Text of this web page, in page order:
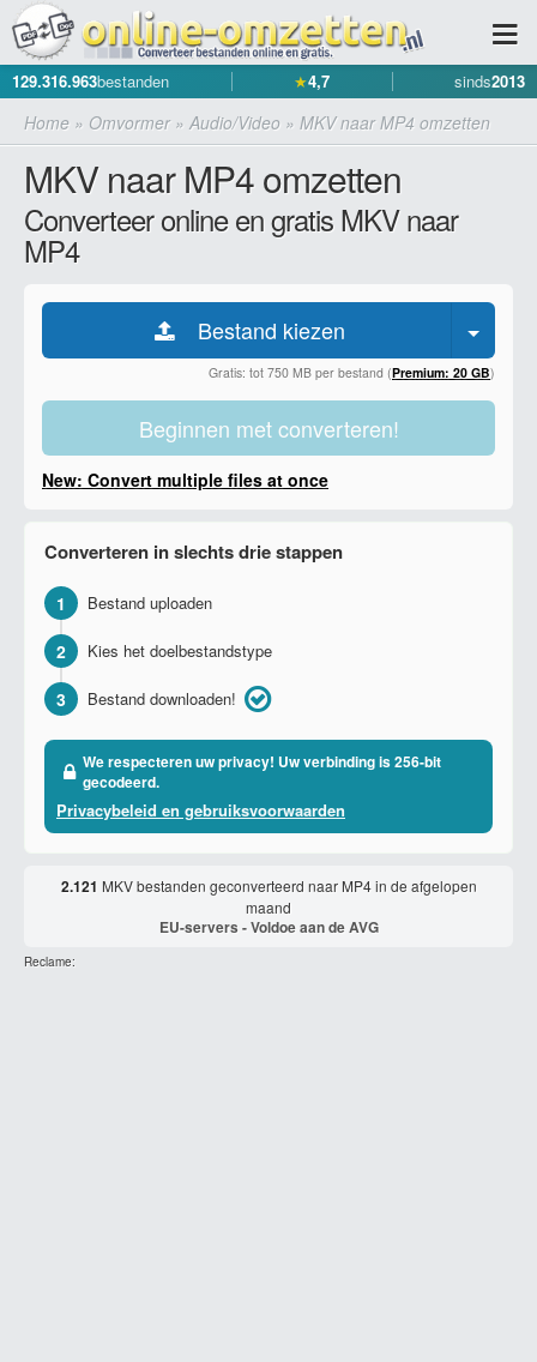
129.316.963bestanden ★4,7 sinds2013
Home » Omvormer» Audio/Video » MKV naar MP4 omzetten
MKV naar MP4 omzetten
Converteer online en gratis MKV naar
MP4
Bestand kiezen
Gratis: tot 750 MB per bestand (Premium: 20 GB)
Beginnen met converteren!
New: Convert multiple files at once
Converteren in slechts drie stappen
1 Bestand uploaden
2 Kies het doelbestandstype
3 Bestand downloaden!
We respecteren uw privacy! Uw verbinding is 256-bit
gecodeerd.
Privacybeleid en gebruiksvoorwaarden
2.121 MKV bestanden geconverteerd naar MP4 in de afgelopen
maand
EU-servers - Voldoe aan de AVG
Reclame: